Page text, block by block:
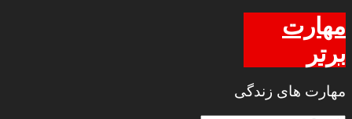
مهارت
برتر
مهارت های زندگی